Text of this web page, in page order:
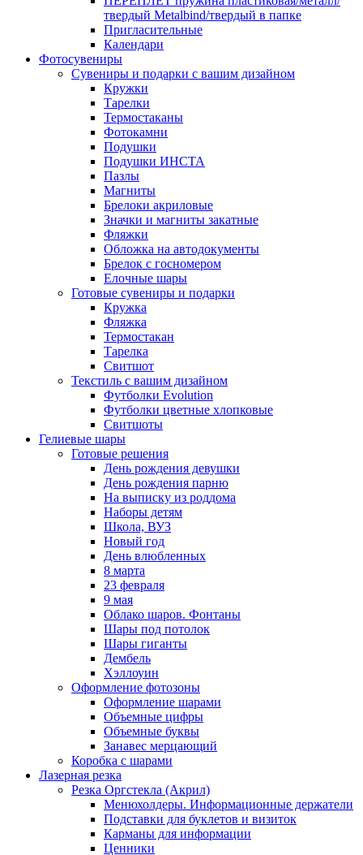
твердый Metalbind/твердый в папке
Пригласительные
Календари
Фотосувениры
Сувениры и подарки с вашим дизайном
Кружки
Тарелки
Термостаканы
Фотокамни
Подушки
Подушки ИНСТА
Пазлы
Магниты
Брелоки акриловые
Значки и магниты закатные
Фляжки
Обложка на автодокументы
Брелок с госномером
Елочные шары
Готовые сувениры и подарки
Кружка
Фляжка
Термостакан
Тарелка
Свитшот
Текстиль с вашим дизайном
Футболки Evolution
Футболки цветные хлопковые
Свитшоты
Гелиевые шары
Готовые решения
День рождения девушки
День рождения парню
На выписку из роддома
Наборы детям
Школа, ВУЗ
Новый год
День влюбленных
8 марта
23 февраля
9 мая
Облако шаров. Фонтаны
Шары под потолок
Шары гиганты
Дембель
Хэллоуин
Оформление фотозоны
Оформление шарами
Объемные цифры
Объемные буквы
Занавес мерцающий
Коробка с шарами
Лазерная резка
Резка Оргстекла (Акрил)
Менюхолдеры. Информационные держатели
Подставки для буклетов и визиток
Карманы для информации
Ценники